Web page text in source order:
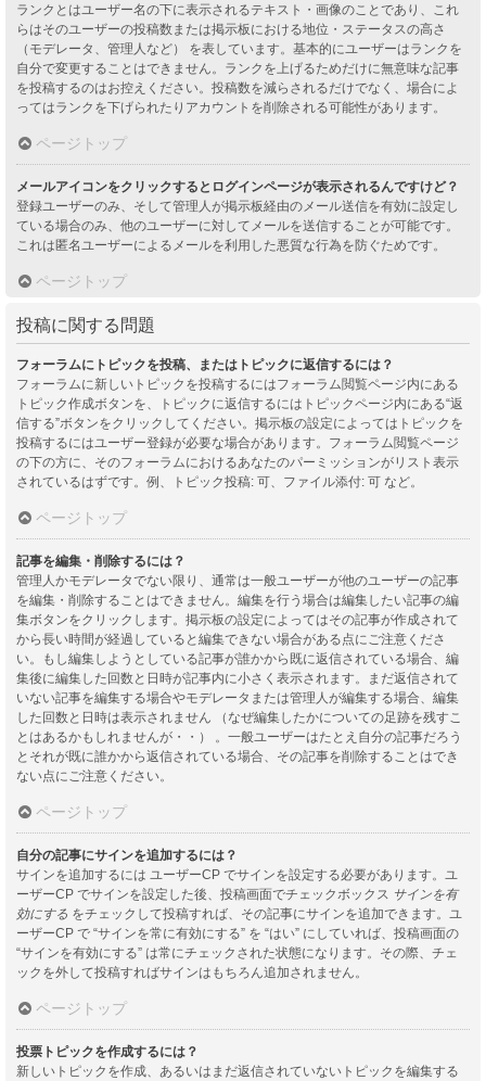
ランクとはユーザー名の下に表示されるテキスト・画像のことであり、これ
らはそのユーザーの投稿数または掲示板における地位・ステータスの高さ
（モデレータ、管理人など） を表しています。基本的にユーザーはランクを
自分で変更することはできません。ランクを上げるためだけに無意味な記事
を投稿するのはお控えください。投稿数を減らされるだけでなく、場合によ
ってはランクを下げられたりアカウントを削除される可能性があります。
ページトップ
メールアイコンをクリックするとログインページが表示されるんですけど？
登録ユーザーのみ、そして管理人が掲示板経由のメール送信を有効に設定し
ている場合のみ、他のユーザーに対してメールを送信することが可能です。
これは匿名ユーザーによるメールを利用した悪質な行為を防ぐためです。
ページトップ
投稿に関する問題
フォーラムにトピックを投稿、またはトピックに返信するには？
フォーラムに新しいトピックを投稿するにはフォーラム閲覧ページ内にある
トピック作成ボタンを、トピックに返信するにはトピックページ内にある“返
信する”ボタンをクリックしてください。掲示板の設定によってはトピックを
投稿するにはユーザー登録が必要な場合があります。フォーラム閲覧ページ
の下の方に、そのフォーラムにおけるあなたのパーミッションがリスト表示
されているはずです。例、トピック投稿: 可、ファイル添付: 可 など。
ページトップ
記事を編集・削除するには？
管理人かモデレータでない限り、通常は一般ユーザーが他のユーザーの記事
を編集・削除することはできません。編集を行う場合は編集したい記事の編
集ボタンをクリックします。掲示板の設定によってはその記事が作成されて
から長い時間が経過していると編集できない場合がある点にご注意くださ
い。もし編集しようとしている記事が誰かから既に返信されている場合、編
集後に編集した回数と日時が記事内に小さく表示されます。まだ返信されて
いない記事を編集する場合やモデレータまたは管理人が編集する場合、編集
した回数と日時は表示されません （なぜ編集したかについての足跡を残すこ
とはあるかもしれませんが・・） 。一般ユーザーはたとえ自分の記事だろう
とそれが既に誰かから返信されている場合、その記事を削除することはでき
ない点にご注意ください。
ページトップ
自分の記事にサインを追加するには？
サインを追加するには ユーザーCP でサインを設定する必要があります。ユ
ーザーCP でサインを設定した後、投稿画面でチェックボックス サインを有
効にする をチェックして投稿すれば、その記事にサインを追加できます。ユ
ーザーCP で “サインを常に有効にする” を “はい” にしていれば、投稿画面の
“サインを有効にする” は常にチェックされた状態になります。その際、チェ
ックを外して投稿すればサインはもちろん追加されません。
ページトップ
投票トピックを作成するには？
新しいトピックを作成、あるいはまだ返信されていないトピックを編集する